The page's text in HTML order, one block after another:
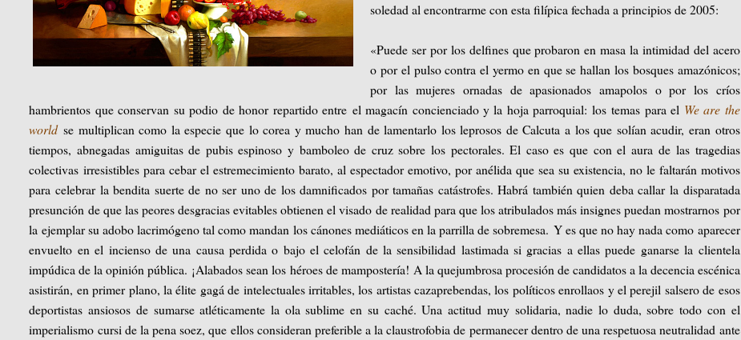
soledad al encontrarme con esta filípica fechada a principios de 2005:
«Puede ser por los delfines que probaron en masa la intimidad del acero
o por el pulso contra el yermo en que se hallan los bosques amazónicos;
por las mujeres ornadas de apasionados amapolos o por los críos
hambrientos que conservan su podio de honor repartido entre el magacín concienciado y la hoja parroquial: los temas para el We are the
world se multiplican como la especie que lo corea y mucho han de lamentarlo los leprosos de Calcuta a los que solían acudir, eran otros
tiempos, abnegadas amiguitas de pubis espinoso y bamboleo de cruz sobre los pectorales. El caso es que con el aura de las tragedias
colectivas irresistibles para cebar el estremecimiento barato, al espectador emotivo, por anélida que sea su existencia, no le faltarán motivos
para celebrar la bendita suerte de no ser uno de los damnificados por tamañas catástrofes. Habrá también quien deba callar la disparatada
presunción de que las peores desgracias evitables obtienen el visado de realidad para que los atribulados más insignes puedan mostrarnos por
la ejemplar su adobo lacrimógeno tal como mandan los cánones mediáticos en la parrilla de sobremesa. Y es que no hay nada como aparecer
envuelto en el incienso de una causa perdida o bajo el celofán de la sensibilidad lastimada si gracias a ellas puede ganarse la clientela
impúdica de la opinión pública. ¡Alabados sean los héroes de mampostería! A la quejumbrosa procesión de candidatos a la decencia escénica
asistirán, en primer plano, la élite gagá de intelectuales irritables, los artistas cazaprebendas, los políticos enrollaos y el perejil salsero de esos
deportistas ansiosos de sumarse atléticamente la ola sublime en su caché. Una actitud muy solidaria, nadie lo duda, sobre todo con el
imperialismo cursi de la pena soez, que ellos consideran preferible a la claustrofobia de permanecer dentro de una respetuosa neutralidad ante